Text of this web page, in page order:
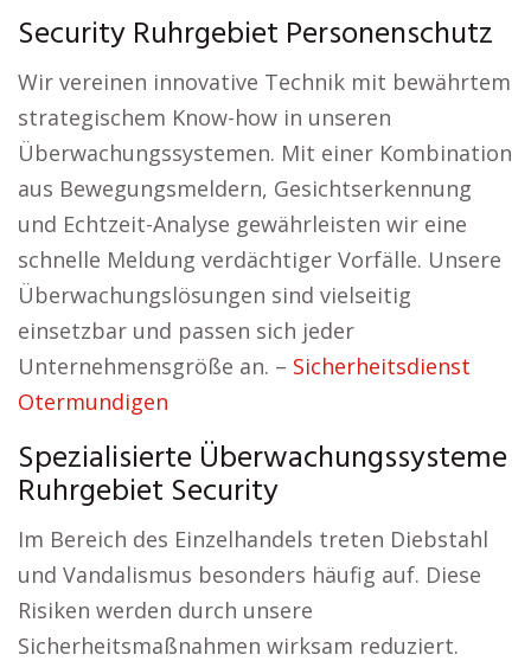
Security Ruhrgebiet Personenschutz
Wir vereinen innovative Technik mit bewährtem
strategischem Know-how in unseren
Überwachungssystemen. Mit einer Kombination
aus Bewegungsmeldern, Gesichtserkennung
und Echtzeit-Analyse gewährleisten wir eine
schnelle Meldung verdächtiger Vorfälle. Unsere
Überwachungslösungen sind vielseitig
einsetzbar und passen sich jeder
Unternehmensgröße an. – Sicherheitsdienst
Otermundigen
Spezialisierte Überwachungssysteme
Ruhrgebiet Security
Im Bereich des Einzelhandels treten Diebstahl
und Vandalismus besonders häufig auf. Diese
Risiken werden durch unsere
Sicherheitsmaßnahmen wirksam reduziert.